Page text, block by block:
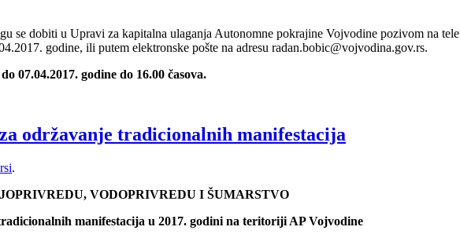
se dobiti u Upravi za kapitalna ulaganja Autonomne pokrajine Vojvodine pozivom na
godine, ili putem elektronske pošte na adresu radan.bobic@vojvodina.gov.rs.
do 07.04.2017. godine do 16.00 časova.
održavanje tradicionalnih manifestacija
.
VODOPRIVREDU I ŠUMARSTVO
manifestacija u 2017. godini na teritoriji AP Vojvodine